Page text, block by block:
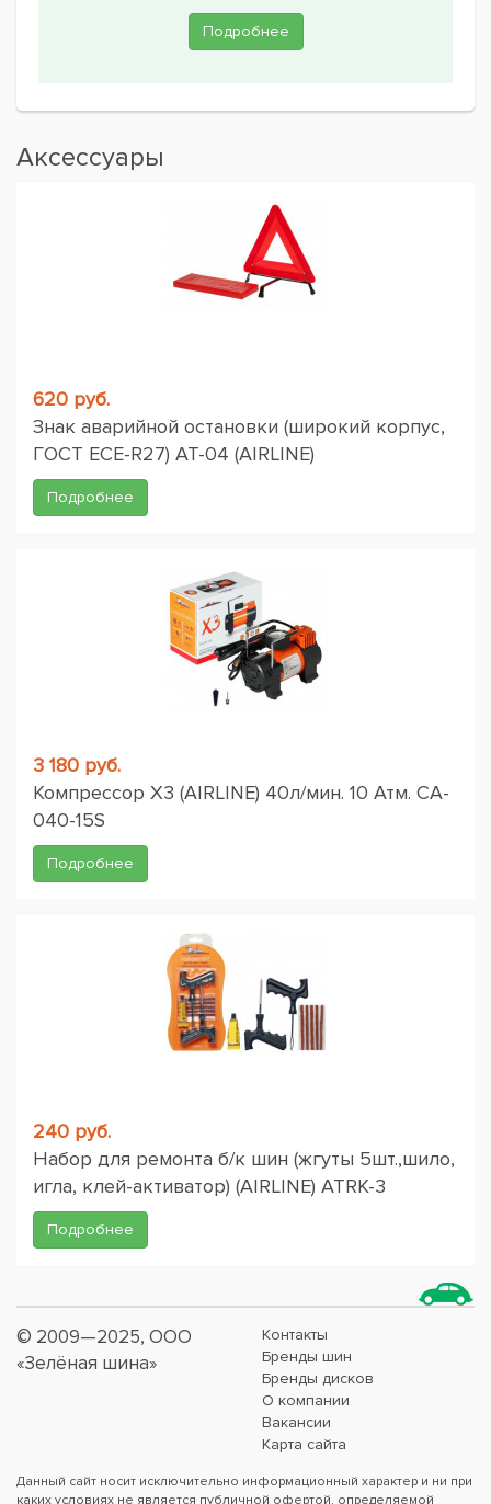
Подробнее
Аксессуары
620 руб.
Знак аварийной остановки (широкий корпус,
ГОСТ ЕСЕ-R27) AT-04 (AIRLINE)
Подробнее
3 180 руб.
Компрессор X3 (AIRLINE) 40л/мин. 10 Атм. CA-
040-15S
Подробнее
240 руб.
Набор для ремонта б/к шин (жгуты 5шт.,шило,
игла, клей-активатор) (AIRLINE) ATRK-3
Подробнее
© 2009—2025, ООО
«Зелёная шина»
Контакты
Бренды шин
Бренды дисков
О компании
Вакансии
Карта сайта
Данный сайт носит исключительно информационный характер и ни при
каких условиях не является публичной офертой, определяемой